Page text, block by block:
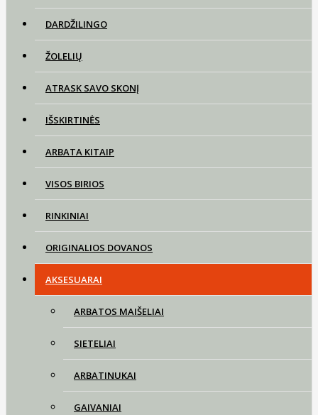
DARDŽILINGO
ŽOLELIŲ
ATRASK SAVO SKONĮ
IŠSKIRTINĖS
ARBATA KITAIP
VISOS BIRIOS
RINKINIAI
ORIGINALIOS DOVANOS
AKSESUARAI
ARBATOS MAIŠELIAI
SIETELIAI
ARBATINUKAI
GAIVANIAI